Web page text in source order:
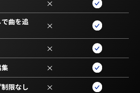
×
曲を追
×
×
×
限なし ×